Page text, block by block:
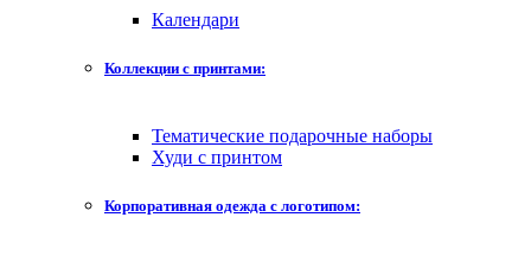
Календари
Коллекции с принтами:
Тематические подарочные наборы
Худи с принтом
Корпоративная одежда с логотипом: